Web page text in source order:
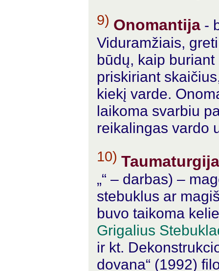
9) Onomantija -
Viduramžiais,
būdų, kaip
priskiriant
kiekį varde.
laikoma svarbiu
reikalingas vardo
10) Taumaturgija
„“ – darbas) –
stebuklus ar
buvo taikoma
Grigalius
ir kt.
dovana“ (1992)